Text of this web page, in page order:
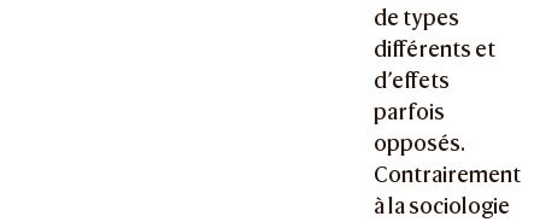
de types
différents et
d’effets
parfois
opposés.
Contrairement
à la sociologie